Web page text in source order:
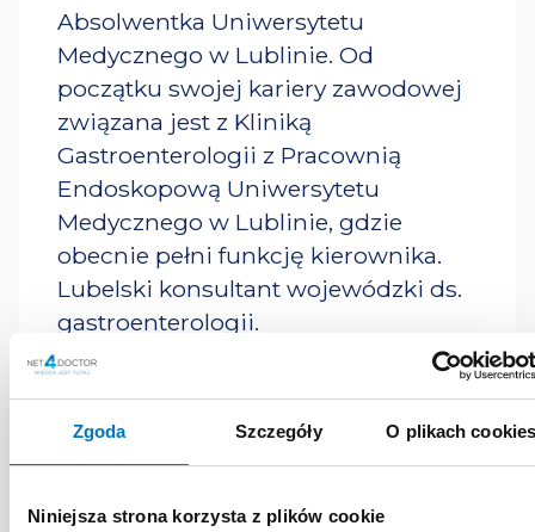
Zgoda Szczegóły O plikach
Niniejsza strona korzysta z plików cookie
Absolwentka Uniwersytetu
Medycznego w Lublinie. Od
początku swojej kariery zawodowej
związana jest z Kliniką
Gastroenterologii z Pracownią
Endoskopową Uniwersytetu
Medycznego w Lublinie, gdzie
obecnie pełni funkcję kierownika.
Lubelski konsultant wojewódzki ds.
gastroenterologii.
MATERIAŁY